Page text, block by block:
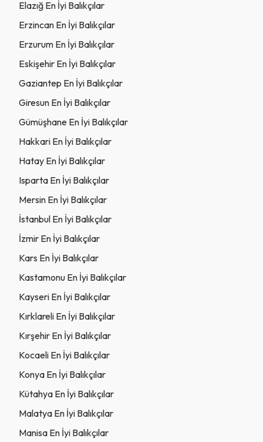
Elazığ En İyi Balıkçılar
Erzincan En İyi Balıkçılar
Erzurum En İyi Balıkçılar
Eskişehir En İyi Balıkçılar
Gaziantep En İyi Balıkçılar
Giresun En İyi Balıkçılar
Gümüşhane En İyi Balıkçılar
Hakkari En İyi Balıkçılar
Hatay En İyi Balıkçılar
Isparta En İyi Balıkçılar
Mersin En İyi Balıkçılar
İstanbul En İyi Balıkçılar
İzmir En İyi Balıkçılar
Kars En İyi Balıkçılar
Kastamonu En İyi Balıkçılar
Kayseri En İyi Balıkçılar
Kırklareli En İyi Balıkçılar
Kırşehir En İyi Balıkçılar
Kocaeli En İyi Balıkçılar
Konya En İyi Balıkçılar
Kütahya En İyi Balıkçılar
Malatya En İyi Balıkçılar
Manisa En İyi Balıkçılar